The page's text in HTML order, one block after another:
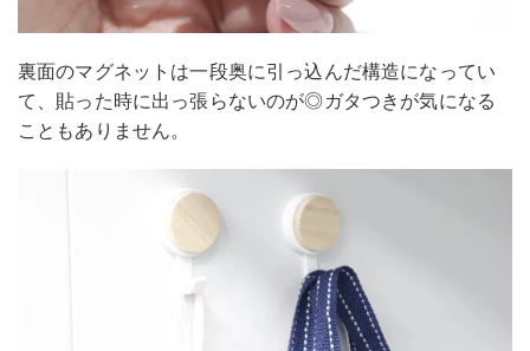
裏面のマグネットは一段奥に引っ込んだ構造になってい
て、貼った時に出っ張らないのが◎ガタつきが気になる
こともありません。